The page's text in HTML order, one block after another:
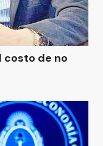
costo de no